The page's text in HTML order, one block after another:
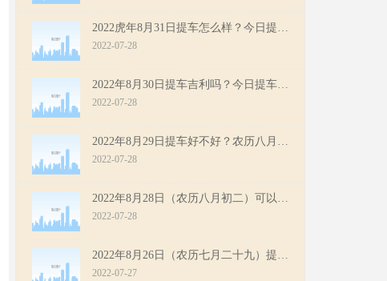
2022-07-28
2022-07-28
2022-07-28
2022-07-28
2022-07-27